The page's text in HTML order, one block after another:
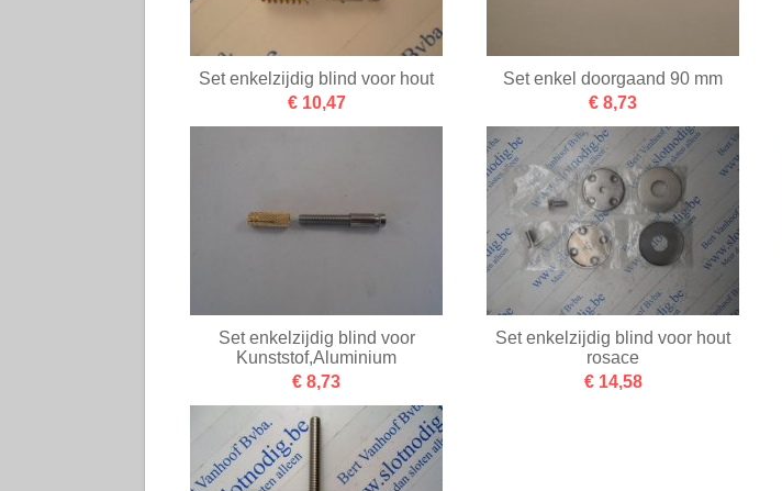
Set enkelzijdig blind voor hout
€ 10,47
Set enkel doorgaand 90 mm
€ 8,73
Set enkelzijdig blind voor
Kunststof,Aluminium
€ 8,73
Set enkelzijdig blind voor hout
rosace
€ 14,58